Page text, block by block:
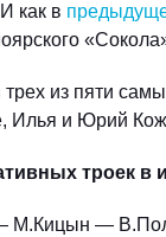
как в
трех из пяти
Илья и Юрий
троек в
М.Кицын —